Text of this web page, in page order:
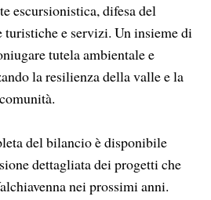
escursionistica, difesa del
e servizi. Un insieme di
tutela ambientale e
la resilienza della valle e la
del bilancio è disponibile
dettagliata dei progetti che
nei prossimi anni.